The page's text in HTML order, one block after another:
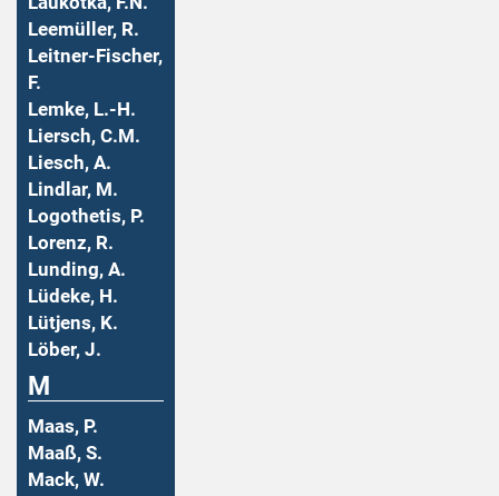
Leemüller, R.
Leitner-Fischer,
F.
Lemke, L.-H.
Liersch, C.M.
Liesch, A.
Lindlar, M.
Logothetis, P.
Lorenz, R.
Lunding, A.
Lüdeke, H.
Lütjens, K.
Löber, J.
M
Maas, P.
Maaß, S.
Mack, W.